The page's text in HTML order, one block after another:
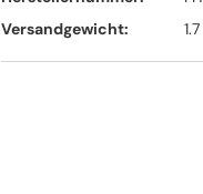
Versandgewicht:
1.7